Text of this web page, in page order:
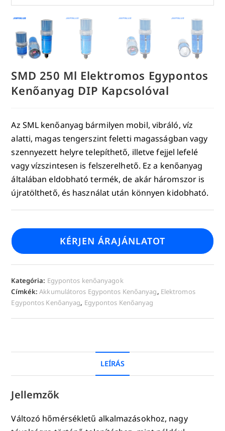
SMD 250 Ml Elektromos Egypontos
Kenőanyag DIP Kapcsolóval
Az SML kenőanyag bármilyen mobil, vibráló, víz
alatti, magas tengerszint feletti magasságban vagy
szennyezett helyre telepíthető, illetve fejjel lefelé
vagy vízszintesen is felszerelhető. Ez a kenőanyag
általában eldobható termék, de akár háromszor is
újratölthető, és használat után könnyen kidobható.
KÉRJEN ÁRAJÁNLATOT
Kategória: Egypontos kenőanyagok
Címkék:Akkumulátoros Egypontos Kenőanyag, Elektromos
Egypontos Kenőanyag, Egypontos Kenőanyag
LEÍRÁS
Jellemzők
Változó hőmérsékletű alkalmazásokhoz, nagy